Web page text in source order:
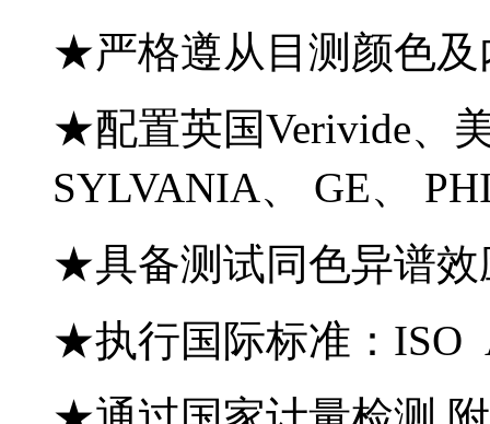
★严格遵从目测颜色及
★配置英国Verivide、
SYLVANIA、 GE、
★具备测试同色异谱效
★执行国际标准：